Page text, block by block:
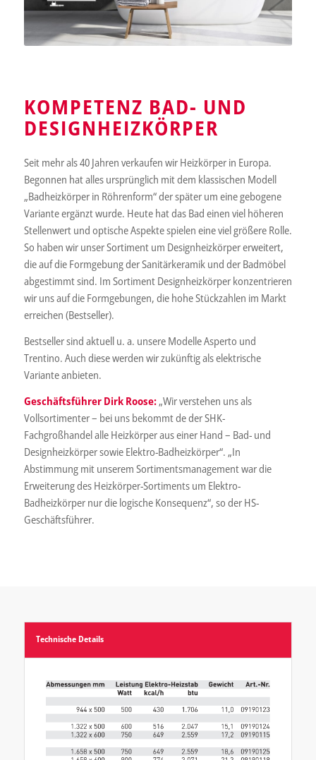
KOMPETENZ BAD- UND
DESIGNHEIZKÖRPER
Seit mehr als 40 Jahren verkaufen wir Heizkörper in Europa.
Begonnen hat alles ursprünglich mit dem klassischen Modell
„Badheizkörper in Röhrenform“ der später um eine gebogene
Variante ergänzt wurde. Heute hat das Bad einen viel höheren
Stellenwert und optische Aspekte spielen eine viel größere Rolle.
So haben wir unser Sortiment um Designheizkörper erweitert,
die auf die Formgebung der Sanitärkeramik und der Badmöbel
abgestimmt sind. Im Sortiment Designheizkörper konzentrieren
wir uns auf die Formgebungen, die hohe Stückzahlen im Markt
erreichen (Bestseller).
Bestseller sind aktuell u. a. unsere Modelle Asperto und
Trentino. Auch diese werden wir zukünftig als elektrische
Variante anbieten.
Geschäftsführer Dirk Roose:„Wir verstehen uns als
Vollsortimenter – bei uns bekommt de der SHK-
Fachgroßhandel alle Heizkörper aus einer Hand – Bad- und
Designheizkörper sowie Elektro-Badheizkörper“. „In
Abstimmung mit unserem Sortimentsmanagement war die
Erweiterung des Heizkörper-Sortiments um Elektro-
Badheizkörper nur die logische Konsequenz“, so der HS-
Geschäftsführer.
Technische Details